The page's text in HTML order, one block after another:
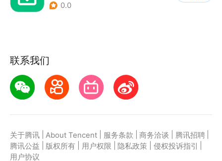
0.0
联系我们
关于腾讯 About Tencent 服务条款 商务洽谈 腾讯招聘
腾讯公益
版权所有 用户权限 隐私政策 侵权投诉指引
用户协议